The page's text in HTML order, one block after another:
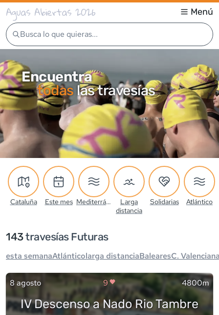
Aguas Abiertas 2026 Menú
Busca lo que quieras...
Encuentra
todas las travesías
Cataluña Este mes Mediterráneo
Larga
distancia
Solidarias Atlántico
143travesías Futuras
esta semanaAtlánticolarga distanciaBalearesC.
8 agosto 9 4800m
IV Descenso a Nado Rio Tambre